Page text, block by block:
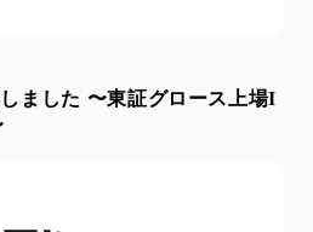
ました 〜東証グロース上場I